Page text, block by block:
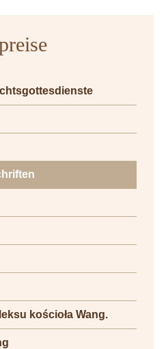
kościoła Wang.